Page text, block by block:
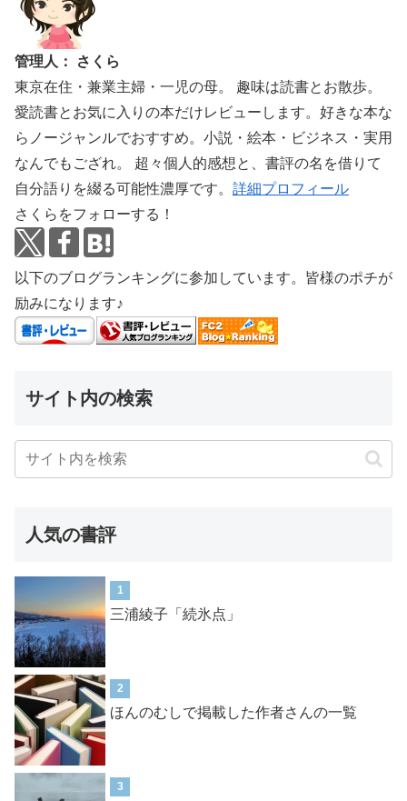
管理人： さくら
東京在住・兼業主婦・一児の母。 趣味は読書とお散歩。
愛読書とお気に入りの本だけレビューします。好きな本な
らノージャンルでおすすめ。小説・絵本・ビジネス・実用
なんでもござれ。 超々個人的感想と、書評の名を借りて
自分語りを綴る可能性濃厚です。 詳細プロフィール
さくらをフォローする！
以下のブログランキングに参加しています。皆様のポチが
励みになります♪
サイト内の検索
人気の書評
1
三浦綾子「続氷点」
2
ほんのむしで掲載した作者さんの一覧
3